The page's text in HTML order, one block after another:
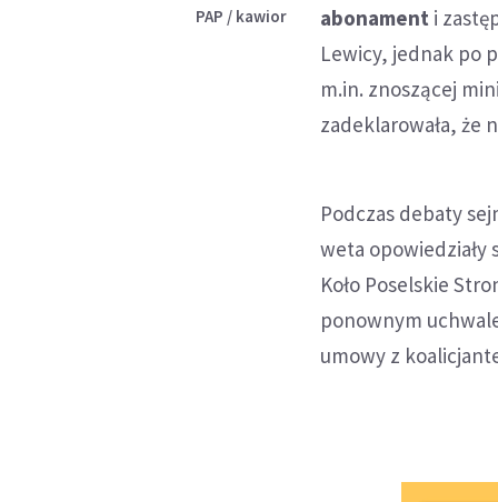
PAP / kawior
abonament i
Lewicy, jednak po
m.in. znoszącej
zadeklarowała, że
Podczas debaty
weta opowiedziały
Koło Poselskie
ponownym
umowy z